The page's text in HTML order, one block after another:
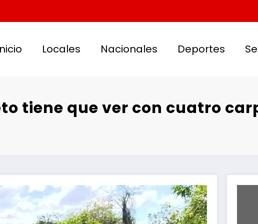
Locales Nacionales Deportes
tiene que ver con cuatro